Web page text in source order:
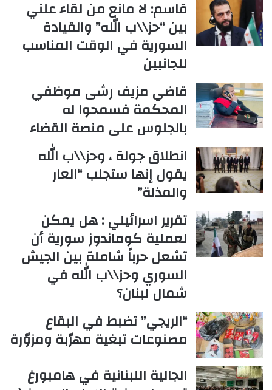
قاسم: لا مانع من لقاء علني
بين “حز\\ب الله” والقيادة
السورية في الوقت المناسب
للجانبين
قاضي مزيف رشى موظفي
المحكمة فسمحوا له
بالجلوس على منصة القضاء
انطلاق جولة ، وحز\\ب الله
يقول إنها ستجلب “العار
والمذلة”
تقرير اسرائيلي : هل يمكن
لعملية كوماندوز سورية أن
تشعل حرباً شاملة بين الجيش
السوري وحز\\ب الله في
شمال لبنان؟
“الريجي” تضبط في البقاع
مصنوعات تبغية مهرّبة ومزوّرة
الجالية اللبنانية في هامبورغ